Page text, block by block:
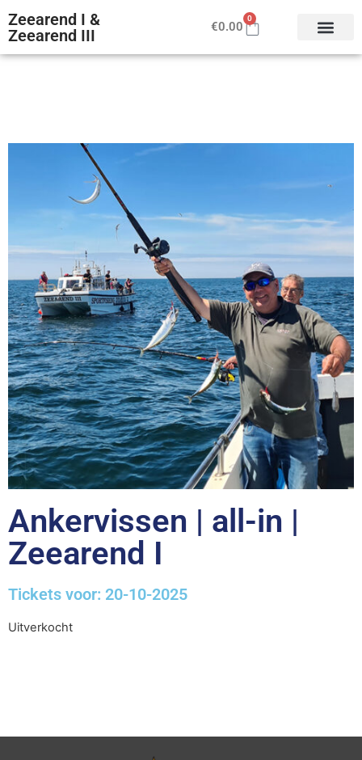
Zeearend I &
Zeearend III
€0.00
0
Ankervissen | all-in |
Zeearend I
Tickets voor: 20-10-2025
Uitverkocht